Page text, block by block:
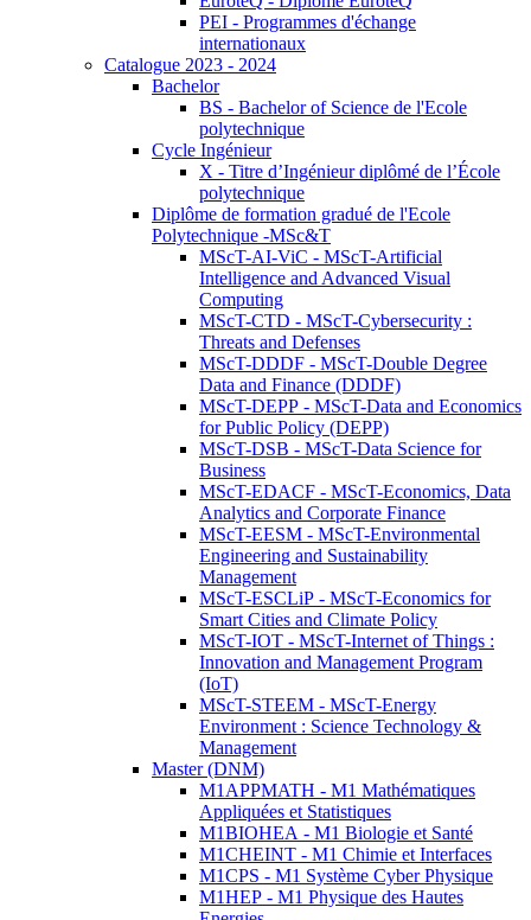
PEI - Programmes d'échange
internationaux
Catalogue 2023 - 2024
Bachelor
BS - Bachelor of Science de l'Ecole
polytechnique
Cycle Ingénieur
X - Titre d’Ingénieur diplômé de l’École
polytechnique
Diplôme de formation gradué de l'Ecole
Polytechnique -MSc&T
MScT-AI-ViC - MScT-Artificial
Intelligence and Advanced Visual
Computing
MScT-CTD - MScT-Cybersecurity :
Threats and Defenses
MScT-DDDF - MScT-Double Degree
Data and Finance (DDDF)
MScT-DEPP - MScT-Data and Economics
for Public Policy (DEPP)
MScT-DSB - MScT-Data Science for
Business
MScT-EDACF - MScT-Economics, Data
Analytics and Corporate Finance
MScT-EESM - MScT-Environmental
Engineering and Sustainability
Management
MScT-ESCLiP - MScT-Economics for
Smart Cities and Climate Policy
MScT-IOT - MScT-Internet of Things :
Innovation and Management Program
(IoT)
MScT-STEEM - MScT-Energy
Environment : Science Technology &
Management
Master (DNM)
M1APPMATH - M1 Mathématiques
Appliquées et Statistiques
M1BIOHEA - M1 Biologie et Santé
M1CHEINT - M1 Chimie et Interfaces
M1CPS - M1 Système Cyber Physique
M1HEP - M1 Physique des Hautes